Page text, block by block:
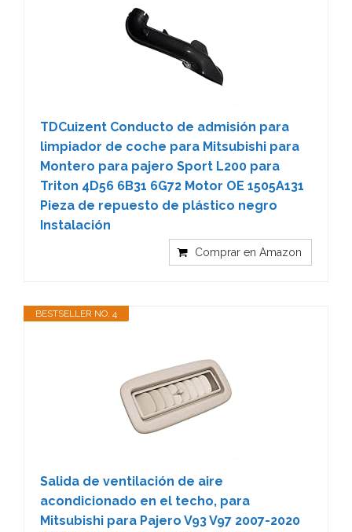
TDCuizent Conducto de admisión para
limpiador de coche para Mitsubishi para
Montero para pajero Sport L200 para
Triton 4D56 6B31 6G72 Motor OE 1505A131
Pieza de repuesto de plástico negro
Instalación
Comprar en Amazon
BESTSELLER NO. 4
Salida de ventilación de aire
acondicionado en el techo, para
Mitsubishi para Pajero V93 V97 2007-2020